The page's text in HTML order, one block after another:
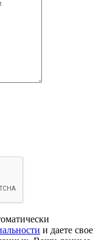
и даете свое